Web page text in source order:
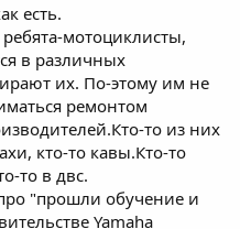
есть.
мотоциклисты,
в различных
их. По-этому им не
ремонтом
то из них
кто-то кавы.Кто-то
то в двс.
"прошли обучение и
Yamaha